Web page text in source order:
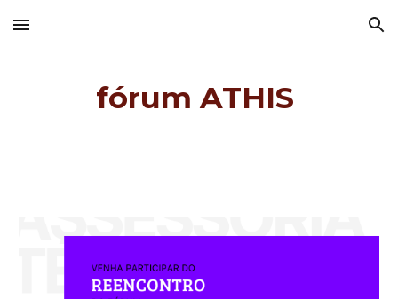
Skip to main content Skip to navigation
fórum ATHIS